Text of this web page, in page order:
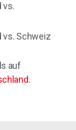
vs.
vs. Schweiz
auf
.